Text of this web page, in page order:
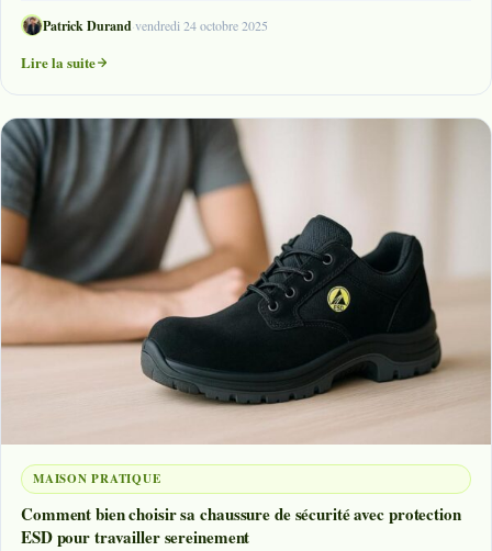
Patrick Durand·vendredi 24 octobre 2025
Lire la suite
MAISON PRATIQUE
Comment bien choisir sa chaussure de sécurité avec protection
ESD pour travailler sereinement